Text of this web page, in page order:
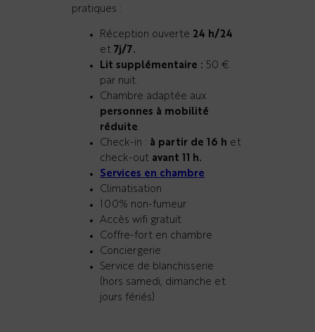
pratiques :
Réception ouverte 24 h/24
et 7j/7.
Lit supplémentaire : 50 €
par nuit.
Chambre adaptée aux
personnes à mobilité
réduite.
Check-in : à partir de 16 h et
check-out avant 11 h.
Services en chambre
Climatisation
100% non-fumeur
Accès wifi gratuit
Coffre-fort en chambre
Conciergerie
Service de blanchisserie
(hors samedi, dimanche et
jours fériés)